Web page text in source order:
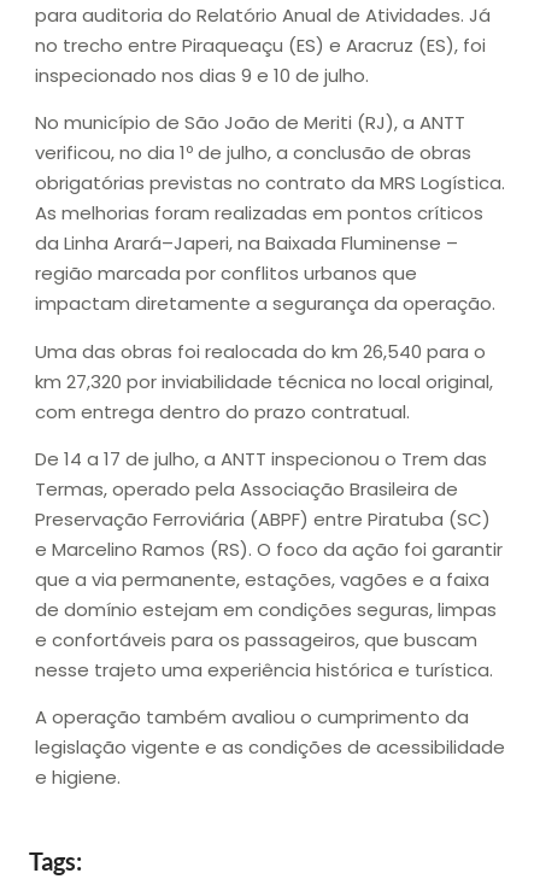
para auditoria do Relatório Anual de Atividades. Já
no trecho entre Piraqueaçu (ES) e Aracruz (ES), foi
inspecionado nos dias 9 e 10 de julho.
No município de São João de Meriti (RJ), a ANTT
verificou, no dia 1º de julho, a conclusão de obras
obrigatórias previstas no contrato da MRS Logística.
As melhorias foram realizadas em pontos críticos
da Linha Arará–Japeri, na Baixada Fluminense –
região marcada por conflitos urbanos que
impactam diretamente a segurança da operação.
Uma das obras foi realocada do km 26,540 para o
km 27,320 por inviabilidade técnica no local original,
com entrega dentro do prazo contratual.
De 14 a 17 de julho, a ANTT inspecionou o Trem das
Termas, operado pela Associação Brasileira de
Preservação Ferroviária (ABPF) entre Piratuba (SC)
e Marcelino Ramos (RS). O foco da ação foi garantir
que a via permanente, estações, vagões e a faixa
de domínio estejam em condições seguras, limpas
e confortáveis para os passageiros, que buscam
nesse trajeto uma experiência histórica e turística.
A operação também avaliou o cumprimento da
legislação vigente e as condições de acessibilidade
e higiene.
Tags: